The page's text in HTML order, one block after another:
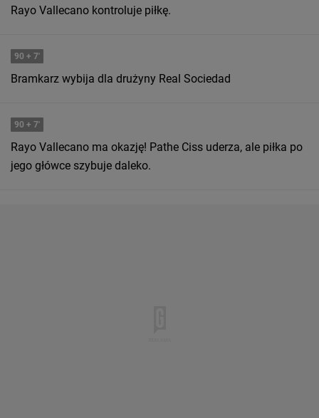
Rayo Vallecano kontroluje piłkę.
90 + 7'
Bramkarz wybija dla drużyny Real Sociedad
90 + 7'
Rayo Vallecano ma okazję! Pathe Ciss uderza, ale piłka po
jego główce szybuje daleko.